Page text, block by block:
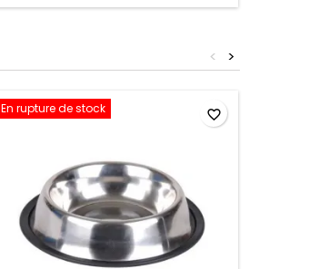
>
<
En rupture de stock favorite_border